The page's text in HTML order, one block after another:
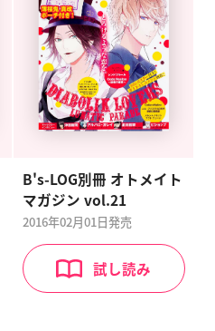
B's-LOG別冊 オトメイト
マガジン vol.21
2016年02月01日発売
試し読み